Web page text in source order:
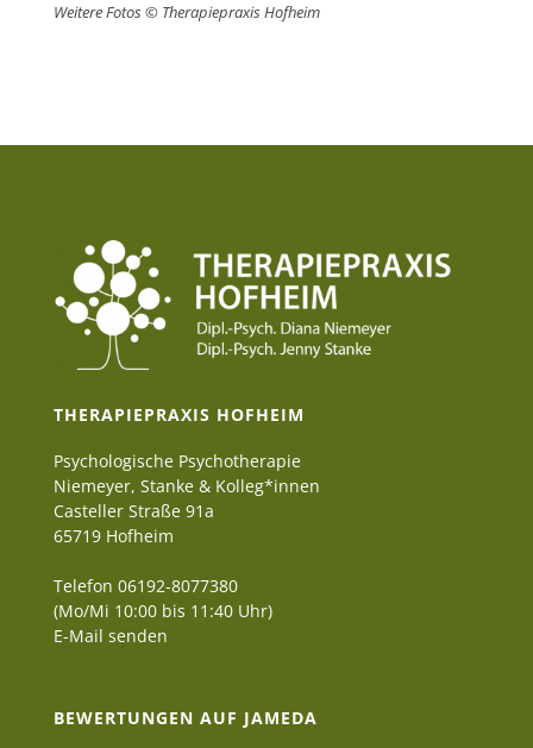
Weitere Fotos © Therapiepraxis Hofheim
THERAPIEPRAXIS HOFHEIM
Psychologische Psychotherapie
Niemeyer, Stanke & Kolleg*innen
Casteller Straße 91a
65719 Hofheim
Telefon 06192-8077380
(Mo/Mi 10:00 bis 11:40 Uhr)
E-Mail senden
BEWERTUNGEN AUF JAMEDA